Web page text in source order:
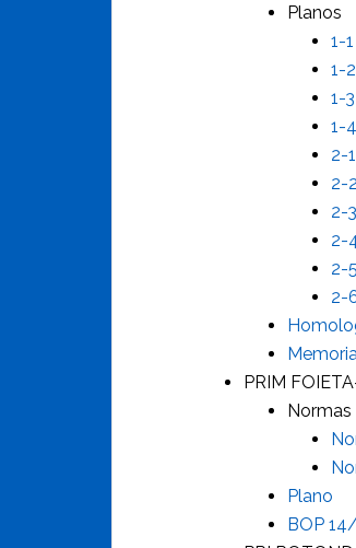
Planos
1-1
1-2
1-3
1-4
2-1
2-2
2-3
2-
2-5
2-
PRIM
Normas
Plano
BOP